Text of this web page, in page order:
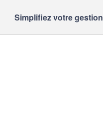
Simplifiez votre gestion